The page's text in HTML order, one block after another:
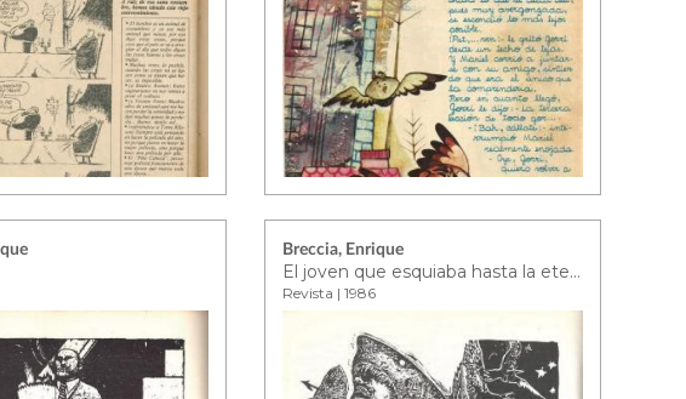
Breccia, Enrique
El joven que esquiaba hasta la eternidad
Revista | 1986